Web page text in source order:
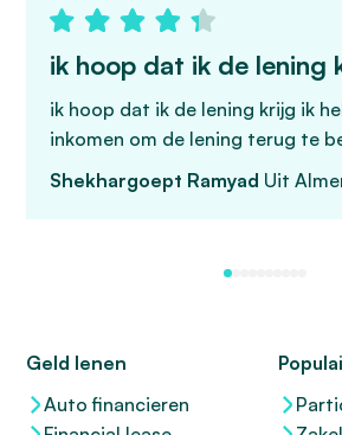
ik hoop dat ik de lening
ik hoop dat ik de lening krijg ik
inkomen om de lening terug te
Shekhargoept Ramyad Uit
Geld lenen
Auto financieren